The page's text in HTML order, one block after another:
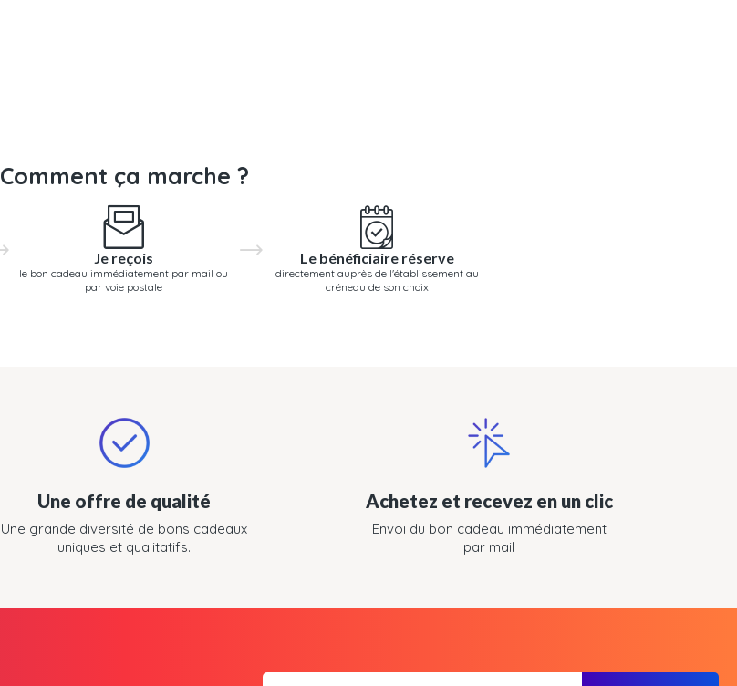
Comment ça marche ?
Je reçois
le bon cadeau immédiatement par mail ou
par voie postale
Le bénéficiaire réserve
directement auprès de l'établissement au
créneau de son choix
Une offre de qualité
Une grande diversité de bons cadeaux
uniques et qualitatifs.
Achetez et recevez en un clic
Envoi du bon cadeau immédiatement
par mail